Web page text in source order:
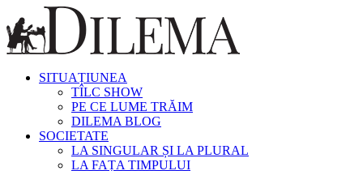
SITUAȚIUNEA
TÎLC SHOW
PE CE LUME TRĂIM
DILEMA BLOG
SOCIETATE
LA SINGULAR ȘI LA PLURAL
LA FAȚA TIMPULUI